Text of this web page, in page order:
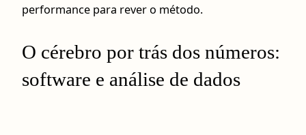
performance para rever o método.
O cérebro por trás dos números:
software e análise de dados